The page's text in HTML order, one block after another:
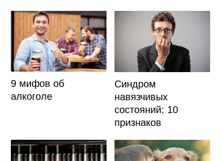
9 мифов об
алкоголе
Синдром
навязчивых
состояний: 10
признаков